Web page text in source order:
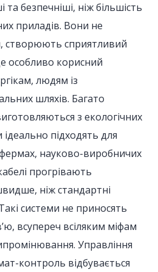
та безпечніші, ніж більшість
приладів. Вони не
створюють сприятливий
особливо корисний
людям із
шляхів. Багато
з екологічних
підходять для
науково-виробничих
прогрівають
ніж стандартні
системи не приносять
всупереч всіляким міфам
Управління
контроль відбувається